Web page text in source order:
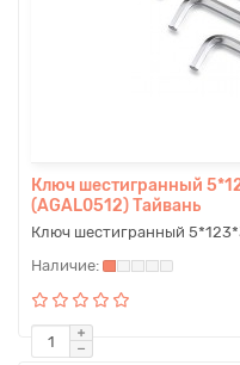
Ключ шестигранный
(AGAL0512) Тайвань
Ключ шестигранный